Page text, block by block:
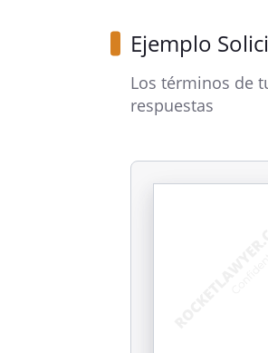
Ejemplo
Los términos de
respuestas